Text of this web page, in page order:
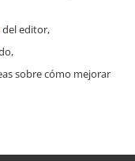
del editor,
sobre cómo mejorar